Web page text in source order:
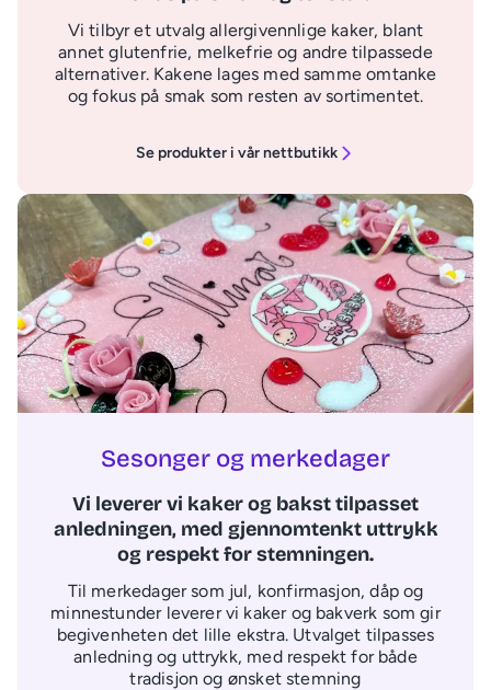
Vi tilbyr et utvalg allergivennlige kaker, blant
annet glutenfrie, melkefrie og andre tilpassede
alternativer. Kakene lages med samme omtanke
og fokus på smak som resten av sortimentet.
Se produkter i vår nettbutikk
Sesonger og merkedager
Vi leverer vi kaker og bakst tilpasset
anledningen, med gjennomtenkt uttrykk
og respekt for stemningen.
Til merkedager som jul, konfirmasjon, dåp og
minnestunder leverer vi kaker og bakverk som gir
begivenheten det lille ekstra. Utvalget tilpasses
anledning og uttrykk, med respekt for både
tradisjon og ønsket stemning